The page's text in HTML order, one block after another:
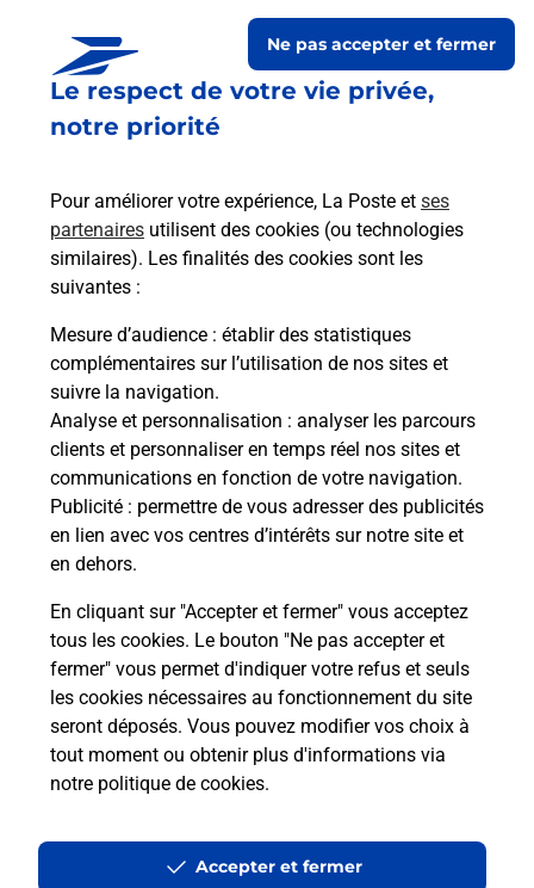
Le respect de votre vie privée,
notre priorité
Pour améliorer votre expérience, La Poste et ses
partenaires utilisent des cookies (ou technologies
similaires). Les finalités des cookies sont les
suivantes :
Mesure d’audience : établir des statistiques
complémentaires sur l’utilisation de nos sites et
suivre la navigation.
Analyse et personnalisation : analyser les parcours
clients et personnaliser en temps réel nos sites et
communications en fonction de votre navigation.
Publicité : permettre de vous adresser des publicités
en lien avec vos centres d’intérêts sur notre site et
en dehors.
En cliquant sur "Accepter et fermer" vous acceptez
tous les cookies. Le bouton "Ne pas accepter et
fermer" vous permet d'indiquer votre refus et seuls
les cookies nécessaires au fonctionnement du site
seront déposés. Vous pouvez modifier vos choix à
tout moment ou obtenir plus d'informations via
notre politique de cookies.
Ne pas accepter et fermer
Accepter et fermer
Boîte aux lettres La Poste
2 Rue Du Bois
10320 Bouilly
Le lien s'ouvre dans un nouvel onglet
Boîte aux lettres La Poste
Prochaine collecte du courrierlundià 15h00
34 Rue De L Hotel De Ville
10320 Bouilly
Le lien s'ouvre dans un nouvel onglet
Localiser Liste Boîtes aux lettres Aube
Accessibilité : partiellement conforme